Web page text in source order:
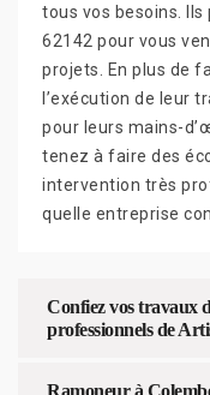
tous vos besoins.
62142 pour vous
projets. En plus de
l’exécution de leur
pour leurs mains-
tenez à faire des
intervention très
quelle entreprise
Confiez vos travaux
professionnels de
Ramoneur à